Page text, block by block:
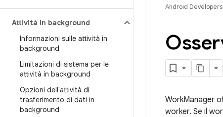
Attività in background
Informazioni sulle attività in
background
Limitazioni di sistema per le
attività in background
Opzioni dell'attività di
trasferimento di dati in
background
Android Developers
WorkManager
worker. Se il